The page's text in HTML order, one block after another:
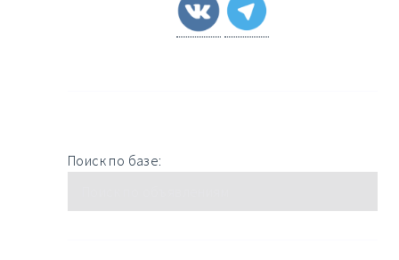
Поиск по базе: